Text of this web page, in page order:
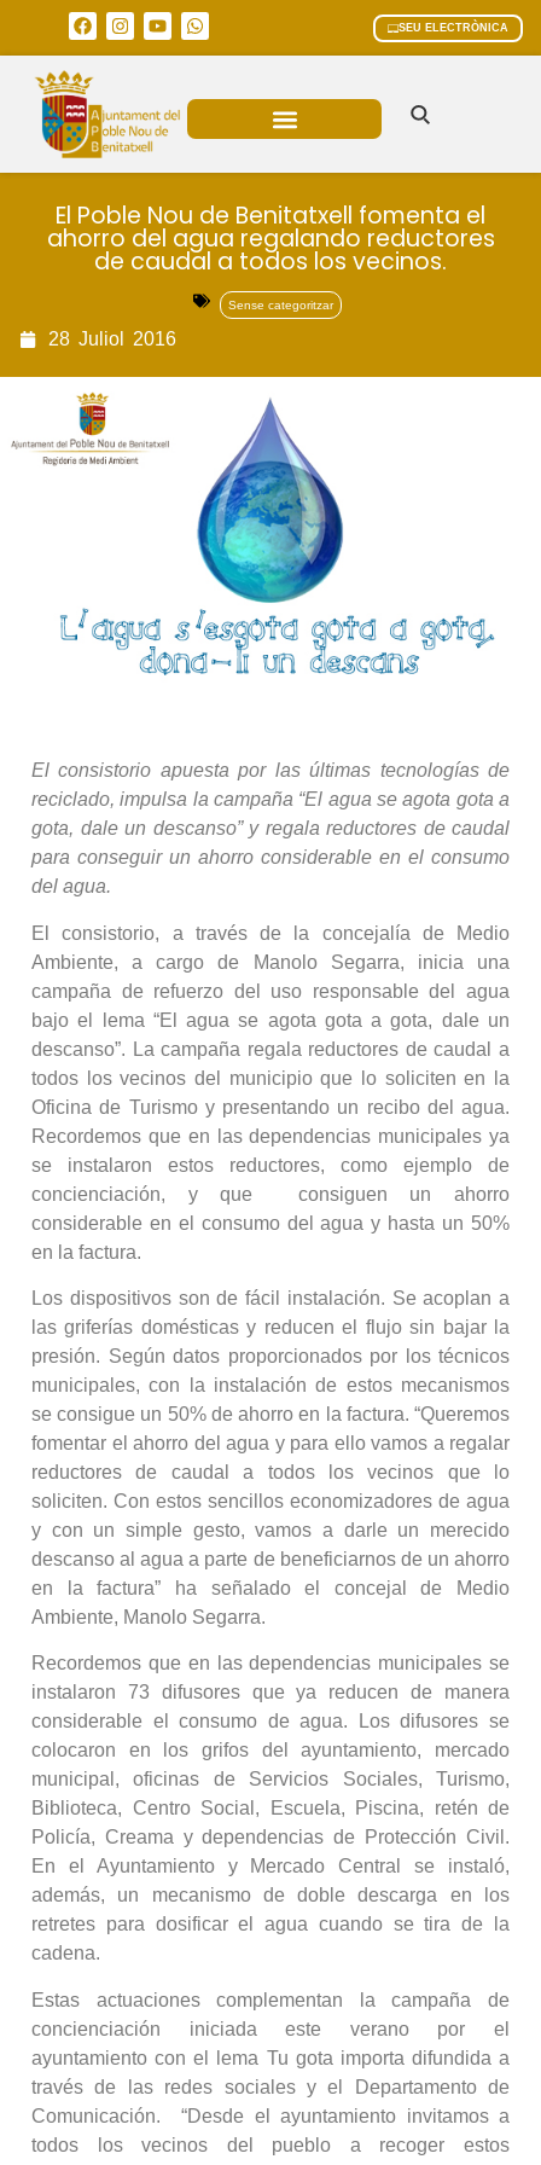
SEU ELECTRÒNICA
El Poble Nou de Benitatxell fomenta el
ahorro del agua regalando reductores
de caudal a todos los vecinos.
Sense categoritzar
28 Juliol 2016
El consistorio apuesta por las últimas tecnologías de
reciclado, impulsa la campaña “El agua se agota gota a
gota, dale un descanso” y regala reductores de caudal
para conseguir un ahorro considerable en el consumo
del agua.
El consistorio, a través de la concejalía de Medio
Ambiente, a cargo de Manolo Segarra, inicia una
campaña de refuerzo del uso responsable del agua
bajo el lema “El agua se agota gota a gota, dale un
descanso”. La campaña regala reductores de caudal a
todos los vecinos del municipio que lo soliciten en la
Oficina de Turismo y presentando un recibo del agua.
Recordemos que en las dependencias municipales ya
se instalaron estos reductores, como ejemplo de
concienciación, y que consiguen un ahorro
considerable en el consumo del agua y hasta un 50%
en la factura.
Los dispositivos son de fácil instalación. Se acoplan a
las griferías domésticas y reducen el flujo sin bajar la
presión. Según datos proporcionados por los técnicos
municipales, con la instalación de estos mecanismos
se consigue un 50% de ahorro en la factura. “Queremos
fomentar el ahorro del agua y para ello vamos a regalar
reductores de caudal a todos los vecinos que lo
soliciten. Con estos sencillos economizadores de agua
y con un simple gesto, vamos a darle un merecido
descanso al agua a parte de beneficiarnos de un ahorro
en la factura” ha señalado el concejal de Medio
Ambiente, Manolo Segarra.
Recordemos que en las dependencias municipales se
instalaron 73 difusores que ya reducen de manera
considerable el consumo de agua. Los difusores se
colocaron en los grifos del ayuntamiento, mercado
municipal, oficinas de Servicios Sociales, Turismo,
Biblioteca, Centro Social, Escuela, Piscina, retén de
Policía, Creama y dependencias de Protección Civil.
En el Ayuntamiento y Mercado Central se instaló,
además, un mecanismo de doble descarga en los
retretes para dosificar el agua cuando se tira de la
cadena.
Estas actuaciones complementan la campaña de
concienciación iniciada este verano por el
ayuntamiento con el lema Tu gota importa difundida a
través de las redes sociales y el Departamento de
Comunicación. “Desde el ayuntamiento invitamos a
todos los vecinos del pueblo a recoger estos